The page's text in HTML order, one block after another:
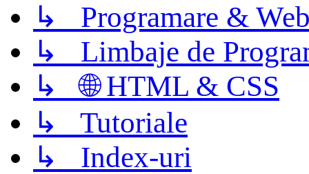
↳ Programare &
↳ Limbaje de
↳ 🌐 HTML & CSS
↳ Tutoriale
↳ Index-uri